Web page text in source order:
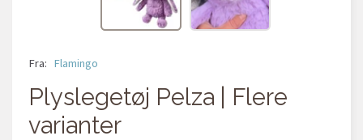
Fra: Flamingo
Plyslegetøj Pelza | Flere
varianter